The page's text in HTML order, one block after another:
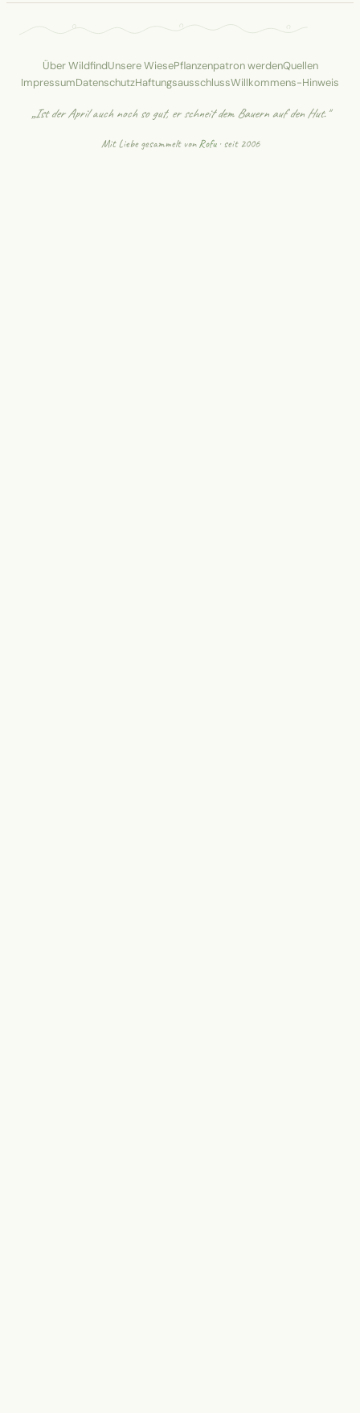
Über WildfindUnsere WiesePflanzenpatron werdenQuellen
ImpressumDatenschutzHaftungsausschlussWillkommens-Hinweis
„Ist der April auch noch so gut, er schneit dem Bauern auf den Hut."
Mit Liebe gesammelt vonRofu· seit 2006